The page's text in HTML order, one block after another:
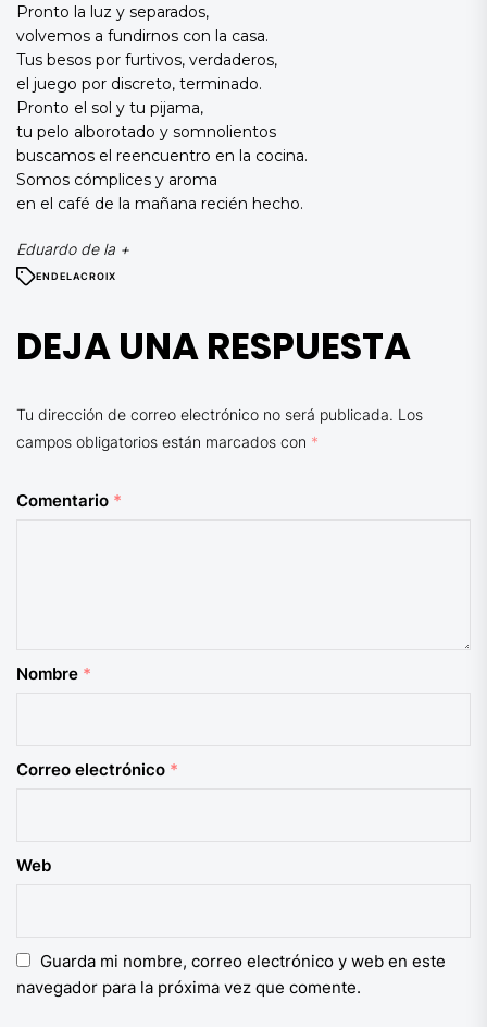
Pronto la luz y separados,
volvemos a fundirnos con la casa.
Tus besos por furtivos, verdaderos,
el juego por discreto, terminado.
Pronto el sol y tu pijama,
tu pelo alborotado y somnolientos
buscamos el reencuentro en la cocina.
Somos cómplices y aroma
en el café de la mañana recién hecho.
Eduardo de la +
ENDELACROIX
DEJA UNA RESPUESTA
Tu dirección de correo electrónico no será publicada. Los
campos obligatorios están marcados con *
Comentario *
Nombre *
Correo electrónico *
Web
Guarda mi nombre, correo electrónico y web en este
navegador para la próxima vez que comente.